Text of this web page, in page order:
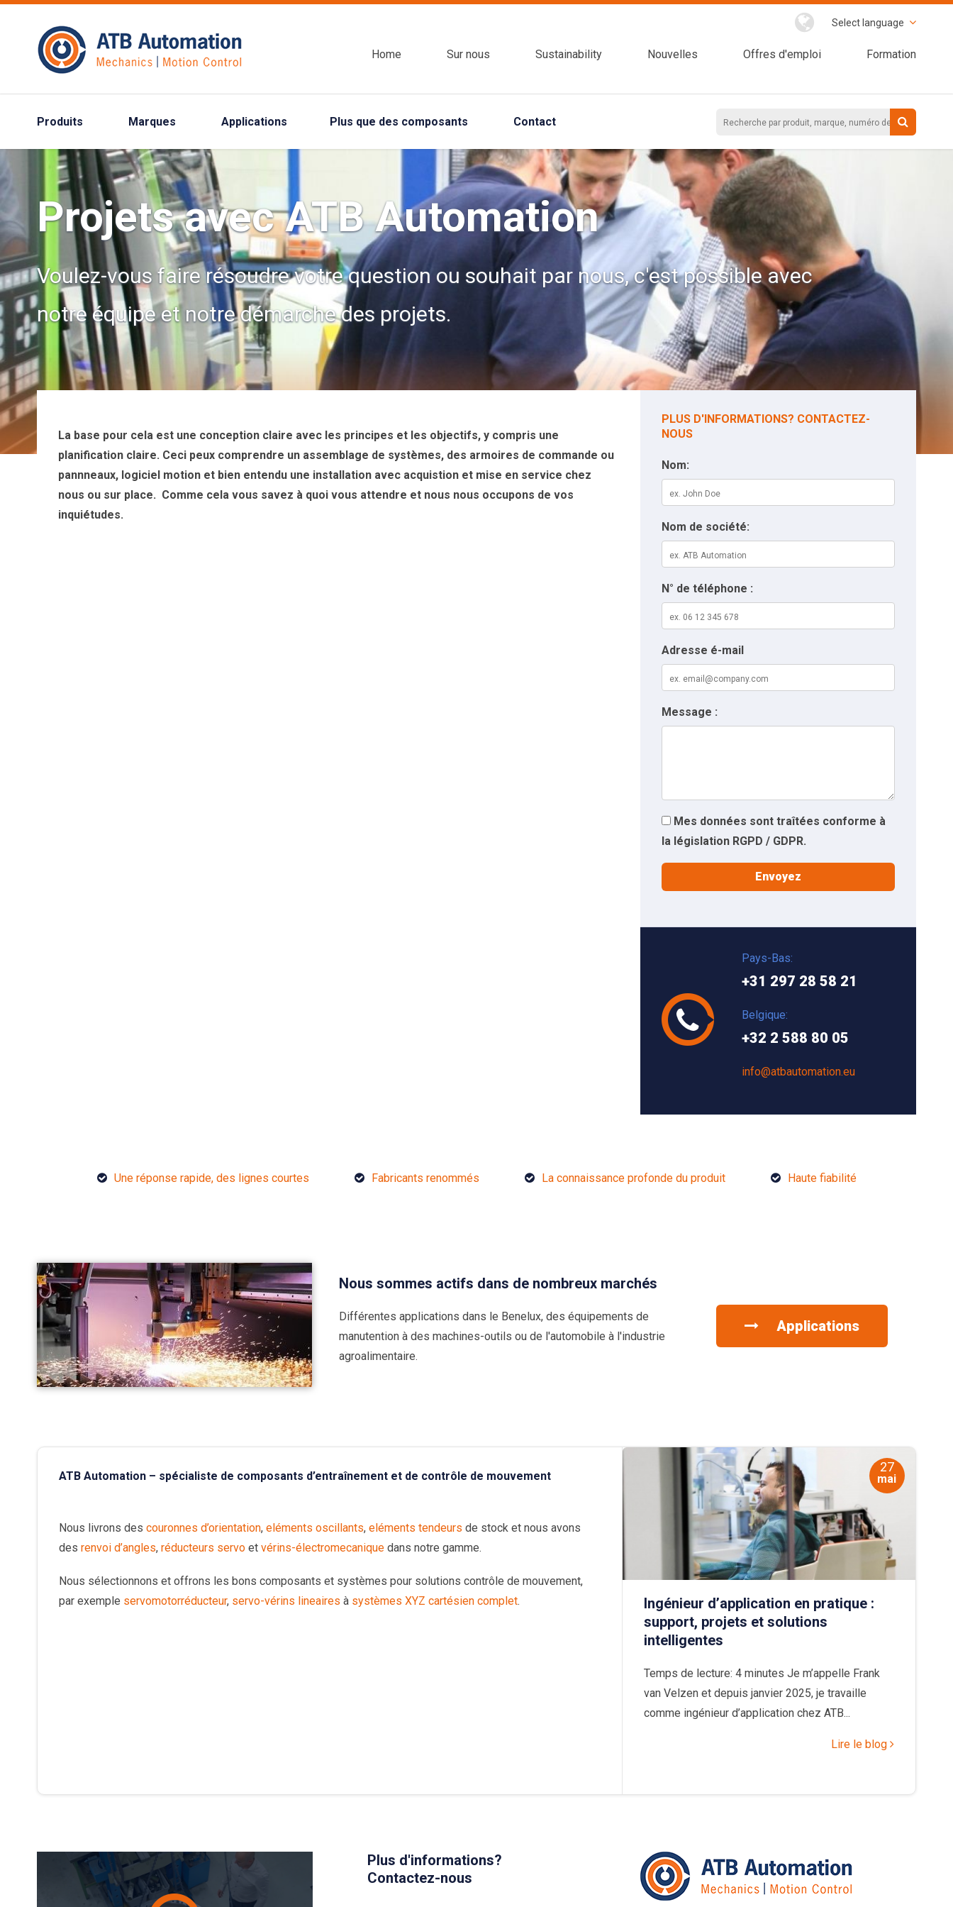
Select language
Home Sur nous Sustainability Nouvelles Offres d'emploi Formation
Produits Marques Applications Plus que des composants Contact
Projets avec ATB Automation
Voulez-vous faire résoudre votre question ou souhait par nous, c'est possible avec
notre équipe et notre démarche des projets.
La base pour cela est une conception claire avec les principes et les objectifs, y compris une
planification claire. Ceci peux comprendre un assemblage de systèmes, des armoires de commande ou
pannneaux, logiciel motion et bien entendu une installation avec acquistion et mise en service chez
nous ou sur place. Comme cela vous savez à quoi vous attendre et nous nous occupons de vos
inquiétudes.
PLUS D'INFORMATIONS? CONTACTEZ-
NOUS
Nom:
Nom de société:
N° de téléphone :
Adresse é-mail
Message :
Mes données sont traîtées conforme à
la législation RGPD / GDPR.
Pays-Bas:
+31 297 28 58 21
Belgique:
+32 2 588 80 05
info@atbautomation.eu
Une réponse rapide, des lignes courtes Fabricants renommés La connaissance profonde du produit Haute fiabilité
Nous sommes actifs dans de nombreux marchés
Différentes applications dans le Benelux, des équipements de
manutention à des machines-outils ou de l'automobile à l'industrie
agroalimentaire.
Applications
ATB Automation – spécialiste de composants d’entraînement et de contrôle de mouvement
Nous livrons des couronnes d’orientation, eléments oscillants, eléments tendeurs de stock et nous avons
des renvoi d’angles, réducteurs servo et vérins-électromecanique dans notre gamme.
Nous sélectionnons et offrons les bons composants et systèmes pour solutions contrôle de mouvement,
par exemple servomotorréducteur, servo-vérins lineaires à systèmes XYZ cartésien complet.
27
mai
Ingénieur d’application en pratique :
support, projets et solutions
intelligentes
Temps de lecture: 4 minutes Je m’appelle Frank
van Velzen et depuis janvier 2025, je travaille
comme ingénieur d’application chez ATB...
Lire le blog
Plus d'informations?
Contactez-nous